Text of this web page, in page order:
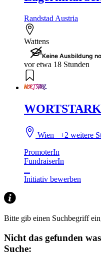
Randstad Austria
Wattens
Keine Ausbildung
vor etwa 18 Stunden
WORTSTARK
Wien+2 weitere
PromoterIn
FundraiserIn
...
Initiativ bewerben
Bitte gib einen Suchbegriff
Nicht das gefunden
Suche: